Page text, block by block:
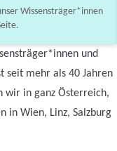
Wissensträger*innen
und
seit mehr als 40 Jahren
wir in ganz Österreich,
in Wien, Linz, Salzburg